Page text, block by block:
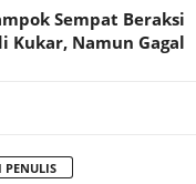
Sempat Beraksi
Kukar, Namun Gagal
PENULIS